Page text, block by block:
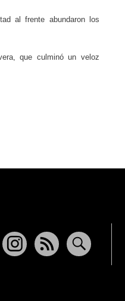
al frente abundaron los
que culminó un veloz